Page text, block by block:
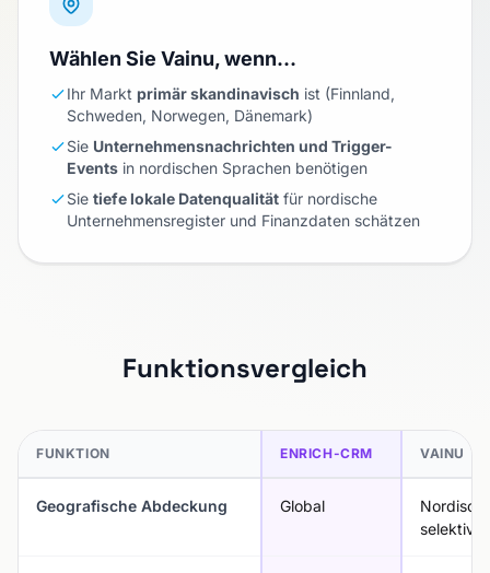
Wählen Sie Vainu, wenn…
Ihr Markt primär skandinavisch ist (Finnland,
Schweden, Norwegen, Dänemark)
Sie Unternehmensnachrichten und Trigger-
Events in nordischen Sprachen benötigen
Sie tiefe lokale Datenqualität für nordische
Unternehmensregister und Finanzdaten schätzen
Funktionsvergleich
FUNKTION ENRICH-CRM VAINU
Geografische Abdeckung Global
selektiv